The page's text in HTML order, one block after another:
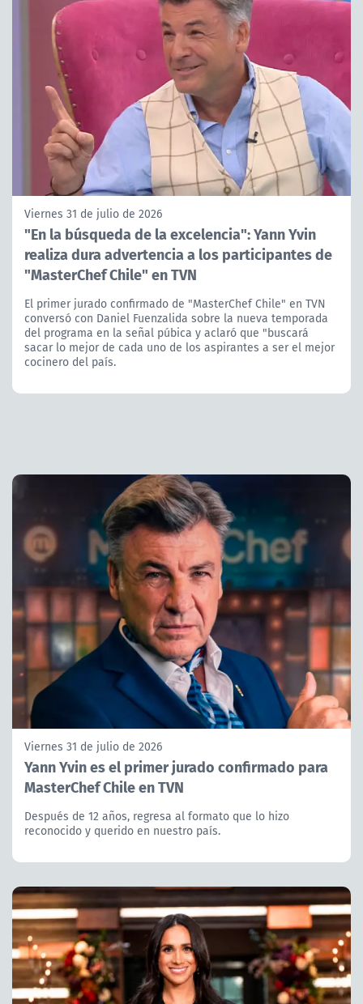
Viernes 31 de julio de 2026
"En la búsqueda de la excelencia": Yann Yvin
realiza dura advertencia a los participantes de
"MasterChef Chile" en TVN
El primer jurado confirmado de "MasterChef Chile" en TVN
conversó con Daniel Fuenzalida sobre la nueva temporada
del programa en la señal púbica y aclaró que "buscará
sacar lo mejor de cada uno de los aspirantes a ser el mejor
cocinero del país.
Viernes 31 de julio de 2026
Yann Yvin es el primer jurado confirmado para
MasterChef Chile en TVN
Después de 12 años, regresa al formato que lo hizo
reconocido y querido en nuestro país.